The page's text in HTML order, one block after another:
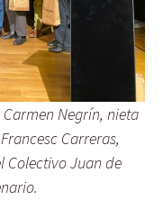
Negrín, nieta
Carreras,
Colectivo Juan de